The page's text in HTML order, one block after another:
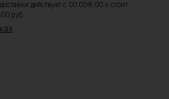
действует с 00:00-8:00 и стоит
руб.